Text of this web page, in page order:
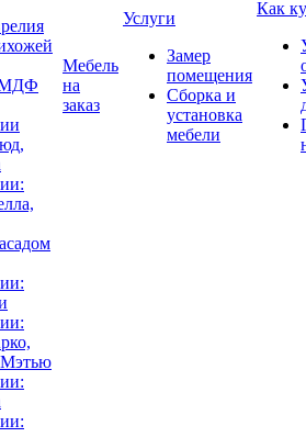
МДФ
Мебель
на
заказ
Услуги
Замер
помещения
Сборка и
установка
мебели
Как